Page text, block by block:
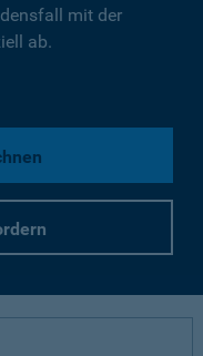
mit der
ab.